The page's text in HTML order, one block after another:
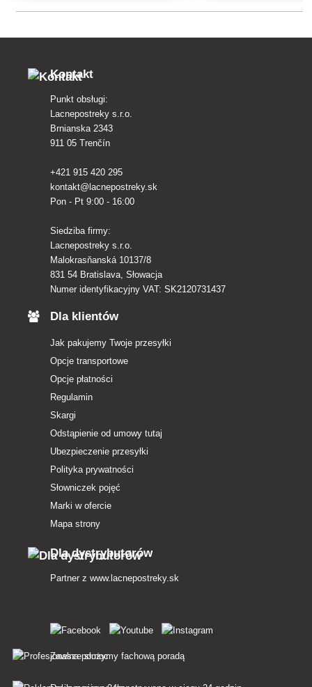
Kontakt
Punkt obsługi:
Lacnepostreky s.r.o.
Brnianska 2343
911 05 Trenčín
+421 915 420 295
kontakt@lacnepostreky.sk
Pon - Pt 9:00 - 16:00
Siedziba firmy:
Lacnepostreky s.r.o.
Malokrasňanská 10137/8
831 54 Bratislava, Słowacja
Numer identyfikacyjny VAT: SK2120731437
Dla klientów
Jak pakujemy Twoje przesyłki
Opcje transportowe
Opcje płatności
Regulamin
Skargi
Odstąpienie od umowy tutaj
Ubezpieczenie przesyłki
Polityka prywatności
Słowniczek pojęć
Marki w ofercie
Mapa strony
Dla dystrybutorów
Partner z www.lacnepostreky.sk
Zawsze służymy fachową poradą